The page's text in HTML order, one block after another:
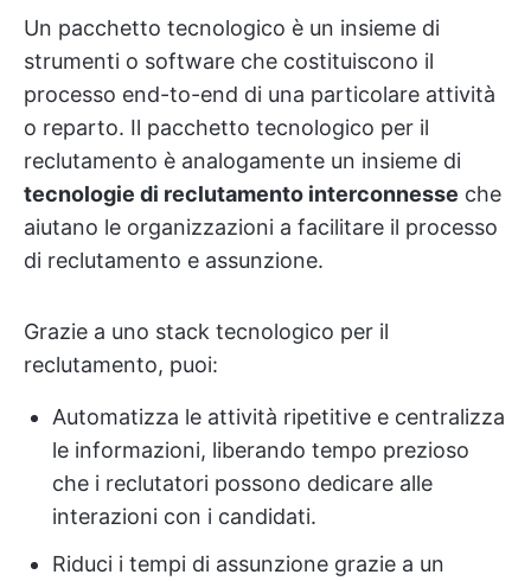
Un pacchetto tecnologico è un insieme di
strumenti o software che costituiscono il
processo end-to-end di una particolare attività
o reparto. Il pacchetto tecnologico per il
reclutamento è analogamente un insieme di
tecnologie di reclutamento interconnesse che
aiutano le organizzazioni a facilitare il processo
di reclutamento e assunzione.
Grazie a uno stack tecnologico per il
reclutamento, puoi:
Automatizza le attività ripetitive e centralizza
le informazioni, liberando tempo prezioso
che i reclutatori possono dedicare alle
interazioni con i candidati.
Riduci i tempi di assunzione grazie a un